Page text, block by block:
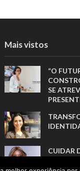
Mais vistos
“O
SE
CUIDAR